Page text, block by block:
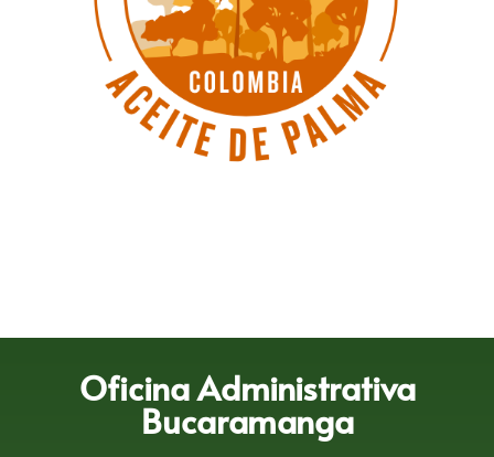
Oficina Administrativa
Bucaramanga